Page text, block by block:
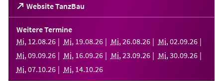
Website TanzBau
(Öffnet
in
einem
neuen
Tab)
Weitere Termine
Mi, 12.08.26 Mi, 19.08.26 Mi, 26.08.26 Mi, 02.09.26
Mi, 09.09.26 Mi, 16.09.26 Mi, 23.09.26 Mi, 30.09.26
Mi, 07.10.26 Mi, 14.10.26